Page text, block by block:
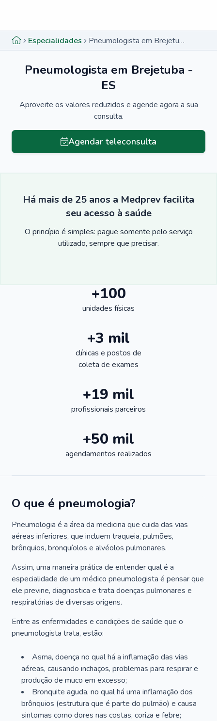
Especialidades Pneumologista em Brejetuba - ES
Pneumologista em Brejetuba -
ES
Aproveite os valores reduzidos e agende agora a sua
consulta.
Agendar teleconsulta
Há mais de 25 anos a Medprev facilita
seu acesso à saúde
O princípio é simples: pague somente pelo serviço
utilizado, sempre que precisar.
+100
unidades físicas
+3 mil
clínicas e postos de
coleta de exames
+19 mil
profissionais parceiros
+50 mil
agendamentos realizados
O que é pneumologia?
Pneumologia é a área da medicina que cuida das vias
aéreas inferiores, que incluem traqueia, pulmões,
brônquios, bronquíolos e alvéolos pulmonares.
Assim, uma maneira prática de entender qual é a
especialidade de um médico pneumologista é pensar que
ele previne, diagnostica e trata doenças pulmonares e
respiratórias de diversas origens.
Entre as enfermidades e condições de saúde que o
pneumologista trata, estão:
Asma, doença no qual há a inflamação das vias
aéreas, causando inchaços, problemas para respirar e
produção de muco em excesso;
Bronquite aguda, no qual há uma inflamação dos
brônquios (estrutura que é parte do pulmão) e causa
sintomas como dores nas costas, coriza e febre;